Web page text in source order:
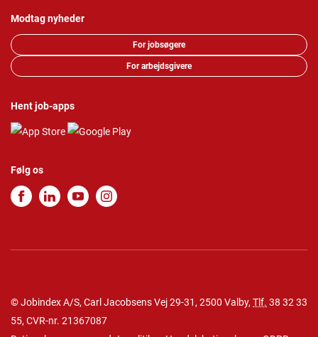
Modtag nyheder
For jobsøgere
For arbejdsgivere
Hent job-apps
Følg os
© Jobindex A/S, Carl Jacobsens Vej 29-31, 2500 Valby, Tlf. 38 32 33
55, CVR-nr. 21367087